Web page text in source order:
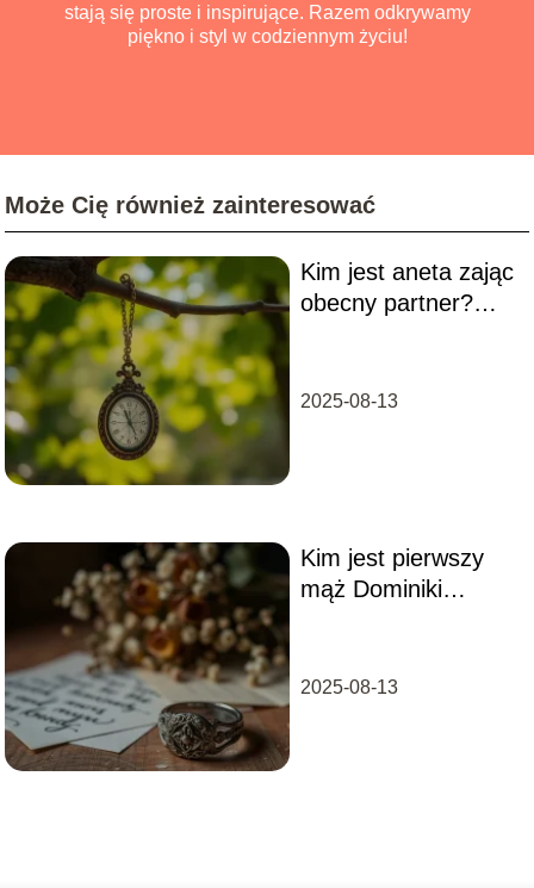
stają się proste i inspirujące. Razem odkrywamy
piękno i styl w codziennym życiu!
Może Cię również zainteresować
Kim jest aneta zając
obecny partner?
2025-08-13
Kim jest pierwszy
mąż Dominiki
2025-08-13